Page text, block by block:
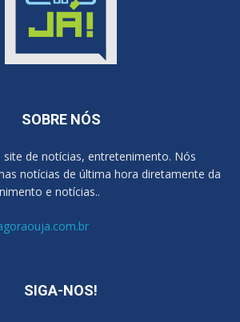
SOBRE NÓS
site de notícias, entretenimento. Nós
notícias de última hora diretamente da
e notícias..
SIGA-NOS!